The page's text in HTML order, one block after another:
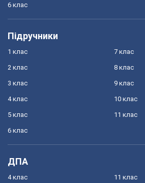
6 клас
Підручники
1 клас
2 клас
3 клас
4 клас
5 клас
6 клас
7 клас
8 клас
9 клас
10 клас
11 клас
ДПА
4 клас 11 клас